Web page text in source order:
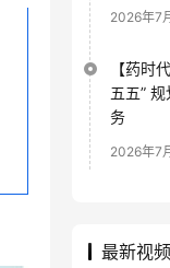
2026年7
【药时
五五”
务
2026年7
最新视频